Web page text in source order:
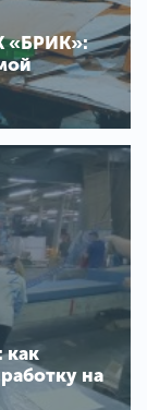
«БРИК»:
как
на